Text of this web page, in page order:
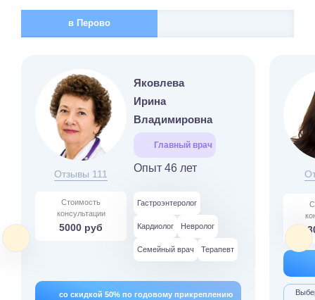
в Перово
Отзывы 111
Яковлева
Ирина
Владимировна
Главный врач
Опыт 46 лет
Стоимость
консультации
5000 руб
Гастроэнтеролог
Кардиолог Невролог
Семейный врач Терапевт
со скидкой 50% по годовому прикреплению